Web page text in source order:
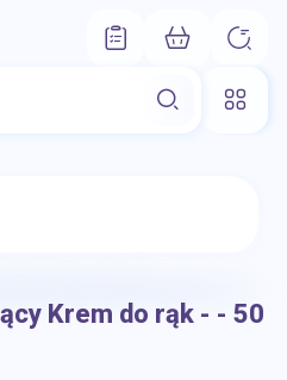
Krem do rąk - - 50